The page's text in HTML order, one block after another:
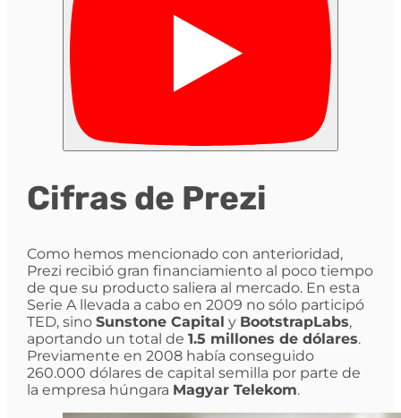
Cifras de Prezi
Como hemos mencionado con anterioridad,
Prezi recibió gran financiamiento al poco tiempo
de que su producto saliera al mercado. En esta
Serie A llevada a cabo en 2009 no sólo participó
TED, sino Sunstone Capital y BootstrapLabs,
aportando un total de 1.5 millones de dólares.
Previamente en 2008 había conseguido
260.000 dólares de capital semilla por parte de
la empresa húngara Magyar Telekom.